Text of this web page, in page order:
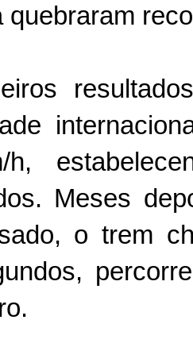
quebraram
h,
Meses
o trem